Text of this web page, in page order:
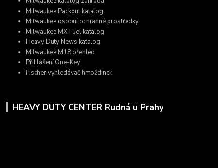
Milwaukee Packout katalog
Milwaukee osobní ochranné prostředky
Milwaukee MX Fuel katalog
Heavy Duty News katalog
Milwaukee M18 přehled
Přihlášení One-Key
Fischer vyhledávač hmoždinek
HEAVY DUTY CENTER Rudná u Prahy